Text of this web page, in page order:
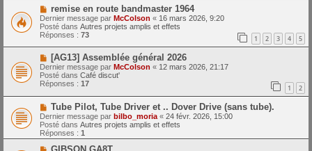
s
a
g
e
a
u
m
e
s
s
a
g
e
N
o
u
v
e
a
m
e
s
s
a
g
e
remise en route bandmaster 1964
Dernier message par McColson « 16 mars 2026, 9:20
Posté dans Autres projets amplis et effets
Réponses : 73 1 2 3 4 5
N
o
u
v
e
a
u
m
e
s
s
a
[AG13] Assemblée général 2026
Dernier message par McColson « 12 mars 2026, 21:17
Posté dans Café discut'
Réponses : 17 1 2
N
o
u
v
e
a
Tube Pilot, Tube Driver et .. Dover Drive (sans tube).
Dernier message par bilbo_moria « 24 févr. 2026, 15:00
Posté dans Autres projets amplis et effets
Réponses : 1
N